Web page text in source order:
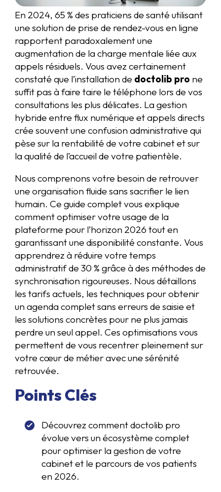
En 2024, 65 % des praticiens de santé utilisant
une solution de prise de rendez-vous en ligne
rapportent paradoxalement une
augmentation de la charge mentale liée aux
appels résiduels. Vous avez certainement
constaté que l’installation de doctolib pro ne
suffit pas à faire taire le téléphone lors de vos
consultations les plus délicates. La gestion
hybride entre flux numérique et appels directs
crée souvent une confusion administrative qui
pèse sur la rentabilité de votre cabinet et sur
la qualité de l’accueil de votre patientèle.
Nous comprenons votre besoin de retrouver
une organisation fluide sans sacrifier le lien
humain. Ce guide complet vous explique
comment optimiser votre usage de la
plateforme pour l’horizon 2026 tout en
garantissant une disponibilité constante. Vous
apprendrez à réduire votre temps
administratif de 30 % grâce à des méthodes de
synchronisation rigoureuses. Nous détaillons
les tarifs actuels, les techniques pour obtenir
un agenda complet sans erreurs de saisie et
les solutions concrètes pour ne plus jamais
perdre un seul appel. Ces optimisations vous
permettent de vous recentrer pleinement sur
votre cœur de métier avec une sérénité
retrouvée.
Points Clés
Découvrez comment doctolib pro
évolue vers un écosystème complet
pour optimiser la gestion de votre
cabinet et le parcours de vos patients
en 2026.